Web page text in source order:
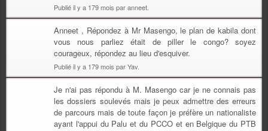
Publié il y a 179 mois par anneet.
Anneet , Répondez à Mr Masengo, le plan de kabila dont
vous nous parliez était de piller le congo? soyez
courageux, répondez au lieu d'esquiver.
Publié il y a 179 mois par Yav.
Je n'ai pas répondu à M. Masengo car je ne connais pas
les dossiers soulevés mais je peux admettre des erreurs
de parcours mais de toute façon je préfère un nationaliste
ayant l'appui du Palu et du PCCO et en Belgique du PTB